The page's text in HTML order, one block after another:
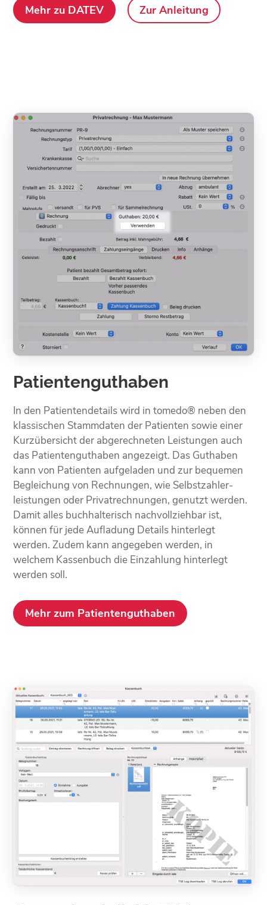
Mehr zu DATEV Zur Anleitung
Patientenguthaben
In den Patienten­details wird in tomedo® neben den
klassischen Stamm­daten der Patienten sowie einer
Kurz­übersicht der abgerech­neten Leistungen auch
das Patienten­guthaben angezeigt. Das Guthaben
kann von Patienten aufgeladen und zur bequemen
Begleichung von Rechnungen, wie Selbst­zahler­
leistungen oder Privat­rechnungen, genutzt werden.
Damit alles buch­halterisch nachvoll­ziehbar ist,
können für jede Aufladung Details hinterlegt
werden. Zudem kann angegeben werden, in
welchem Kassen­buch die Einzahlung hinterlegt
werden soll.
Mehr zum Patientenguthaben